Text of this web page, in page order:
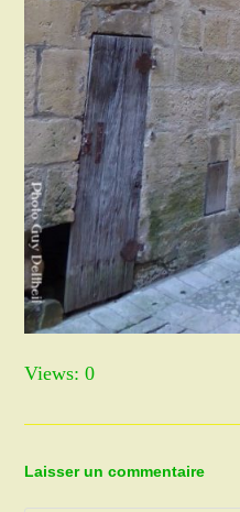
Views: 0
Laisser un commentaire